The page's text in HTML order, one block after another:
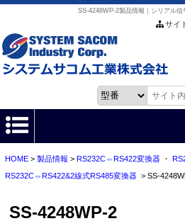
SS-4248WP-2製品情報｜シリアル信
サイ
HOME
HOME> 製品情報 > RS232C⇔RS422変換器・
RS232C⇔RS422&2線式RS485変換器> SS-
SS-4248WP-2